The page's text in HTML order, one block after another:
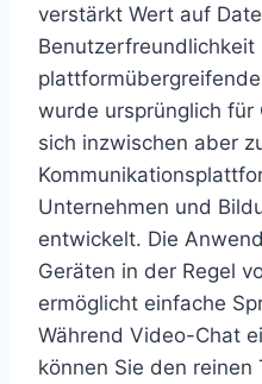
verstärkt Wert auf
Benutzerfreundlichkeit
wurde ursprünglich
sich inzwischen aber
Unternehmen und
entwickelt. Die
Geräten in der Regel
ermöglicht einfache
Während Video-Chat
können Sie den